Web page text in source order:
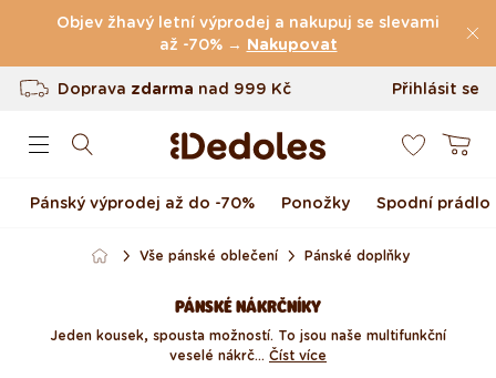
Přejít k obsahu
Objev žhavý letní výprodej a nakupuj se slevami
až -70% → Nakupovat
(49.079 Recenze)
Doprava zdarma nad 999 Kč
Vrácení až do 100 dnů
Přihlásit se
Košík
Pánský výprodej až do -70% Ponožky Spodní prádlo
Vše pánské oblečení Pánské doplňky
PÁNSKÉ NÁKRČNÍKY
Jeden kousek, spousta možností. To jsou naše multifunkční
veselé nákrč... Číst více